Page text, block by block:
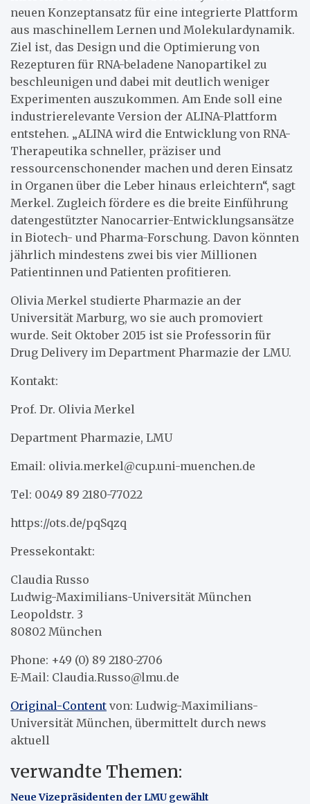
neuen Konzeptansatz für eine integrierte Plattform
aus maschinellem Lernen und Molekulardynamik.
Ziel ist, das Design und die Optimierung von
Rezepturen für RNA-beladene Nanopartikel zu
beschleunigen und dabei mit deutlich weniger
Experimenten auszukommen. Am Ende soll eine
industrierelevante Version der ALINA-Plattform
entstehen. „ALINA wird die Entwicklung von RNA-
Therapeutika schneller, präziser und
ressourcenschonender machen und deren Einsatz
in Organen über die Leber hinaus erleichtern“, sagt
Merkel. Zugleich fördere es die breite Einführung
datengestützter Nanocarrier-Entwicklungsansätze
in Biotech- und Pharma-Forschung. Davon könnten
jährlich mindestens zwei bis vier Millionen
Patientinnen und Patienten profitieren.
Olivia Merkel studierte Pharmazie an der
Universität Marburg, wo sie auch promoviert
wurde. Seit Oktober 2015 ist sie Professorin für
Drug Delivery im Department Pharmazie der LMU.
Kontakt:
Prof. Dr. Olivia Merkel
Department Pharmazie, LMU
Email: olivia.merkel@cup.uni-muenchen.de
Tel: 0049 89 2180-77022
https://ots.de/pqSqzq
Pressekontakt:
Claudia Russo
Ludwig-Maximilians-Universität München
Leopoldstr. 3
80802 München
Phone: +49 (0) 89 2180-2706
E-Mail: Claudia.Russo@lmu.de
Original-Content von: Ludwig-Maximilians-
Universität München, übermittelt durch news
aktuell
verwandte Themen:
Neue Vizepräsidenten der LMU gewählt